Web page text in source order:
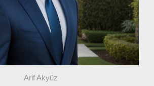
Arif Akyüz